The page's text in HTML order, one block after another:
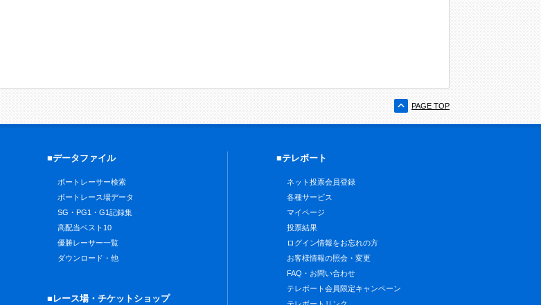
PAGE TOP
■データファイル
ボートレーサー検索
ボートレース場データ
SG・PG1・G1記録集
高配当ベスト10
優勝レーサー一覧
ダウンロード・他
■レース場・チケットショップ
■テレボート
ネット投票会員登録
各種サービス
マイページ
投票結果
ログイン情報をお忘れの方
お客様情報の照会・変更
FAQ・お問い合わせ
テレボート会員限定キャンペーン